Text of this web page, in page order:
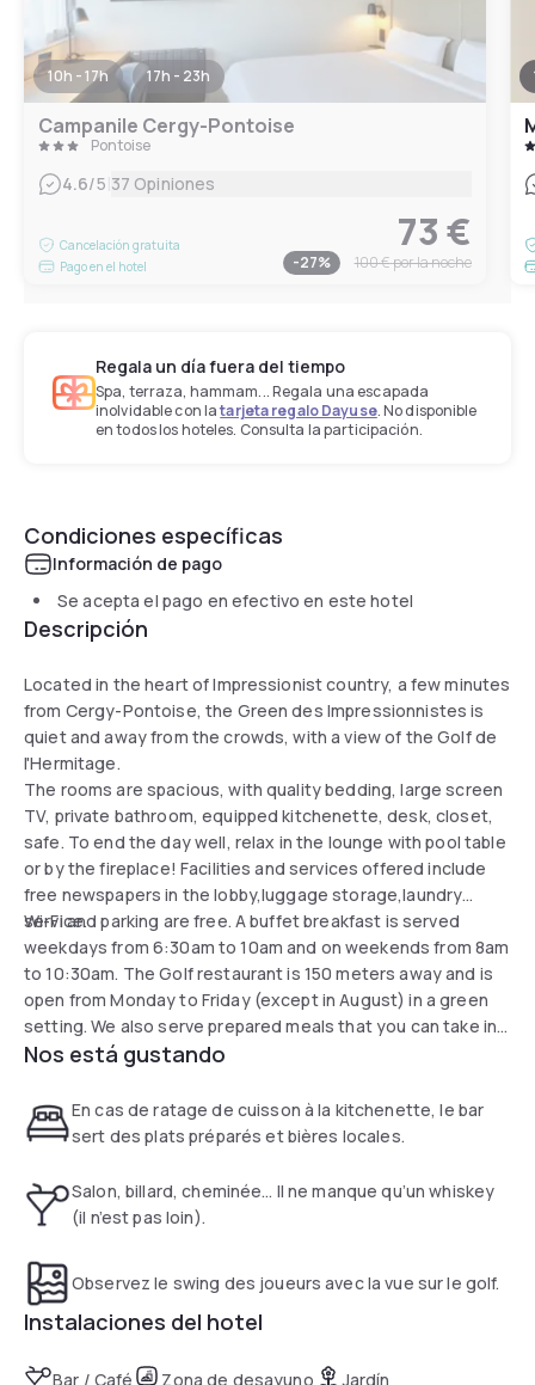
10h - 17h 17h - 23h
Campanile Cergy-Pontoise
Pontoise
4.6/5 37 Opiniones
Cancelación gratuita
Pago en el hotel
73 €
-27% 100 €por la noche
Regala un día fuera del tiempo
Spa, terraza, hammam... Regala una escapada
inolvidable con latarjeta regalo Dayuse. No disponible
en todos los hoteles. Consulta la participación.
Condiciones específicas
Información de pago
Se acepta el pago en efectivo en este hotel
Descripción
Located in the heart of Impressionist country, a few minutes
from Cergy-Pontoise, the Green des Impressionnistes is
quiet and away from the crowds, with a view of the Golf de
l'Hermitage.
The rooms are spacious, with quality bedding, large screen
TV, private bathroom, equipped kitchenette, desk, closet,
safe. To end the day well, relax in the lounge with pool table
or by the fireplace! Facilities and services offered include
free newspapers in the lobby,luggage storage,laundry
service.
Wi-Fi and parking are free. A buffet breakfast is served
weekdays from 6:30am to 10am and on weekends from 8am
to 10:30am. The Golf restaurant is 150 meters away and is
open from Monday to Friday (except in August) in a green
setting. We also serve prepared meals that you can take in
your room, and various selected drinks. (local beers, wines,
Nos está gustando
En cas de ratage de cuisson à la kitchenette, le bar
sert des plats préparés et bières locales.
Salon, billard, cheminée… Il ne manque qu’un whiskey
(il n’est pas loin).
Observez le swing des joueurs avec la vue sur le golf.
Instalaciones del hotel
Bar / Café Zona de desayuno Jardín